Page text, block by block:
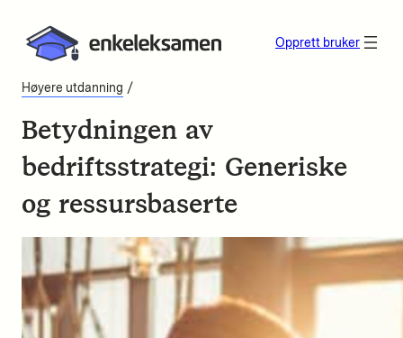
Opprett bruker
Høyere utdanning /
Betydningen av
bedriftsstrategi: Generiske
og ressursbaserte